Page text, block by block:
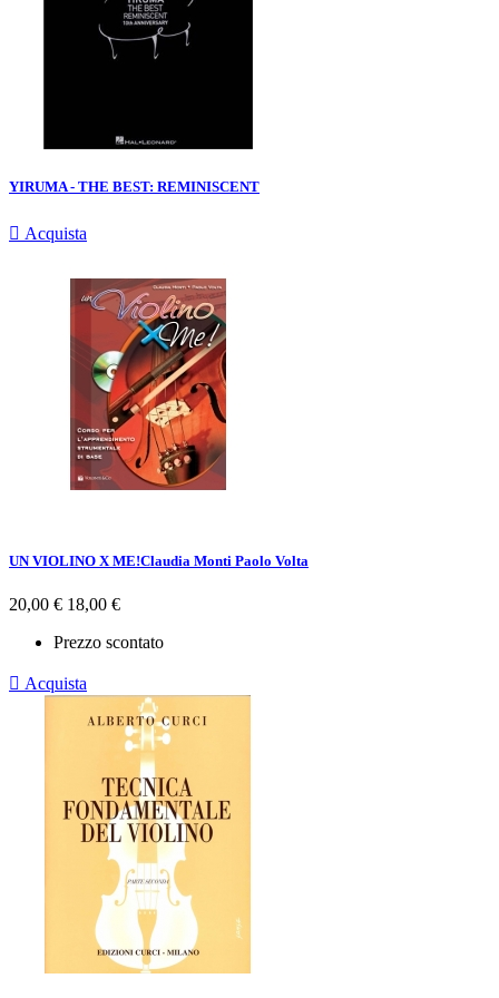
YIRUMA - THE BEST: REMINISCENT
 Acquista
UN VIOLINO X ME!Claudia Monti Paolo Volta
Prezzo
20,00 € Prezzo
18,00 €
Prezzo scontato
 Acquista